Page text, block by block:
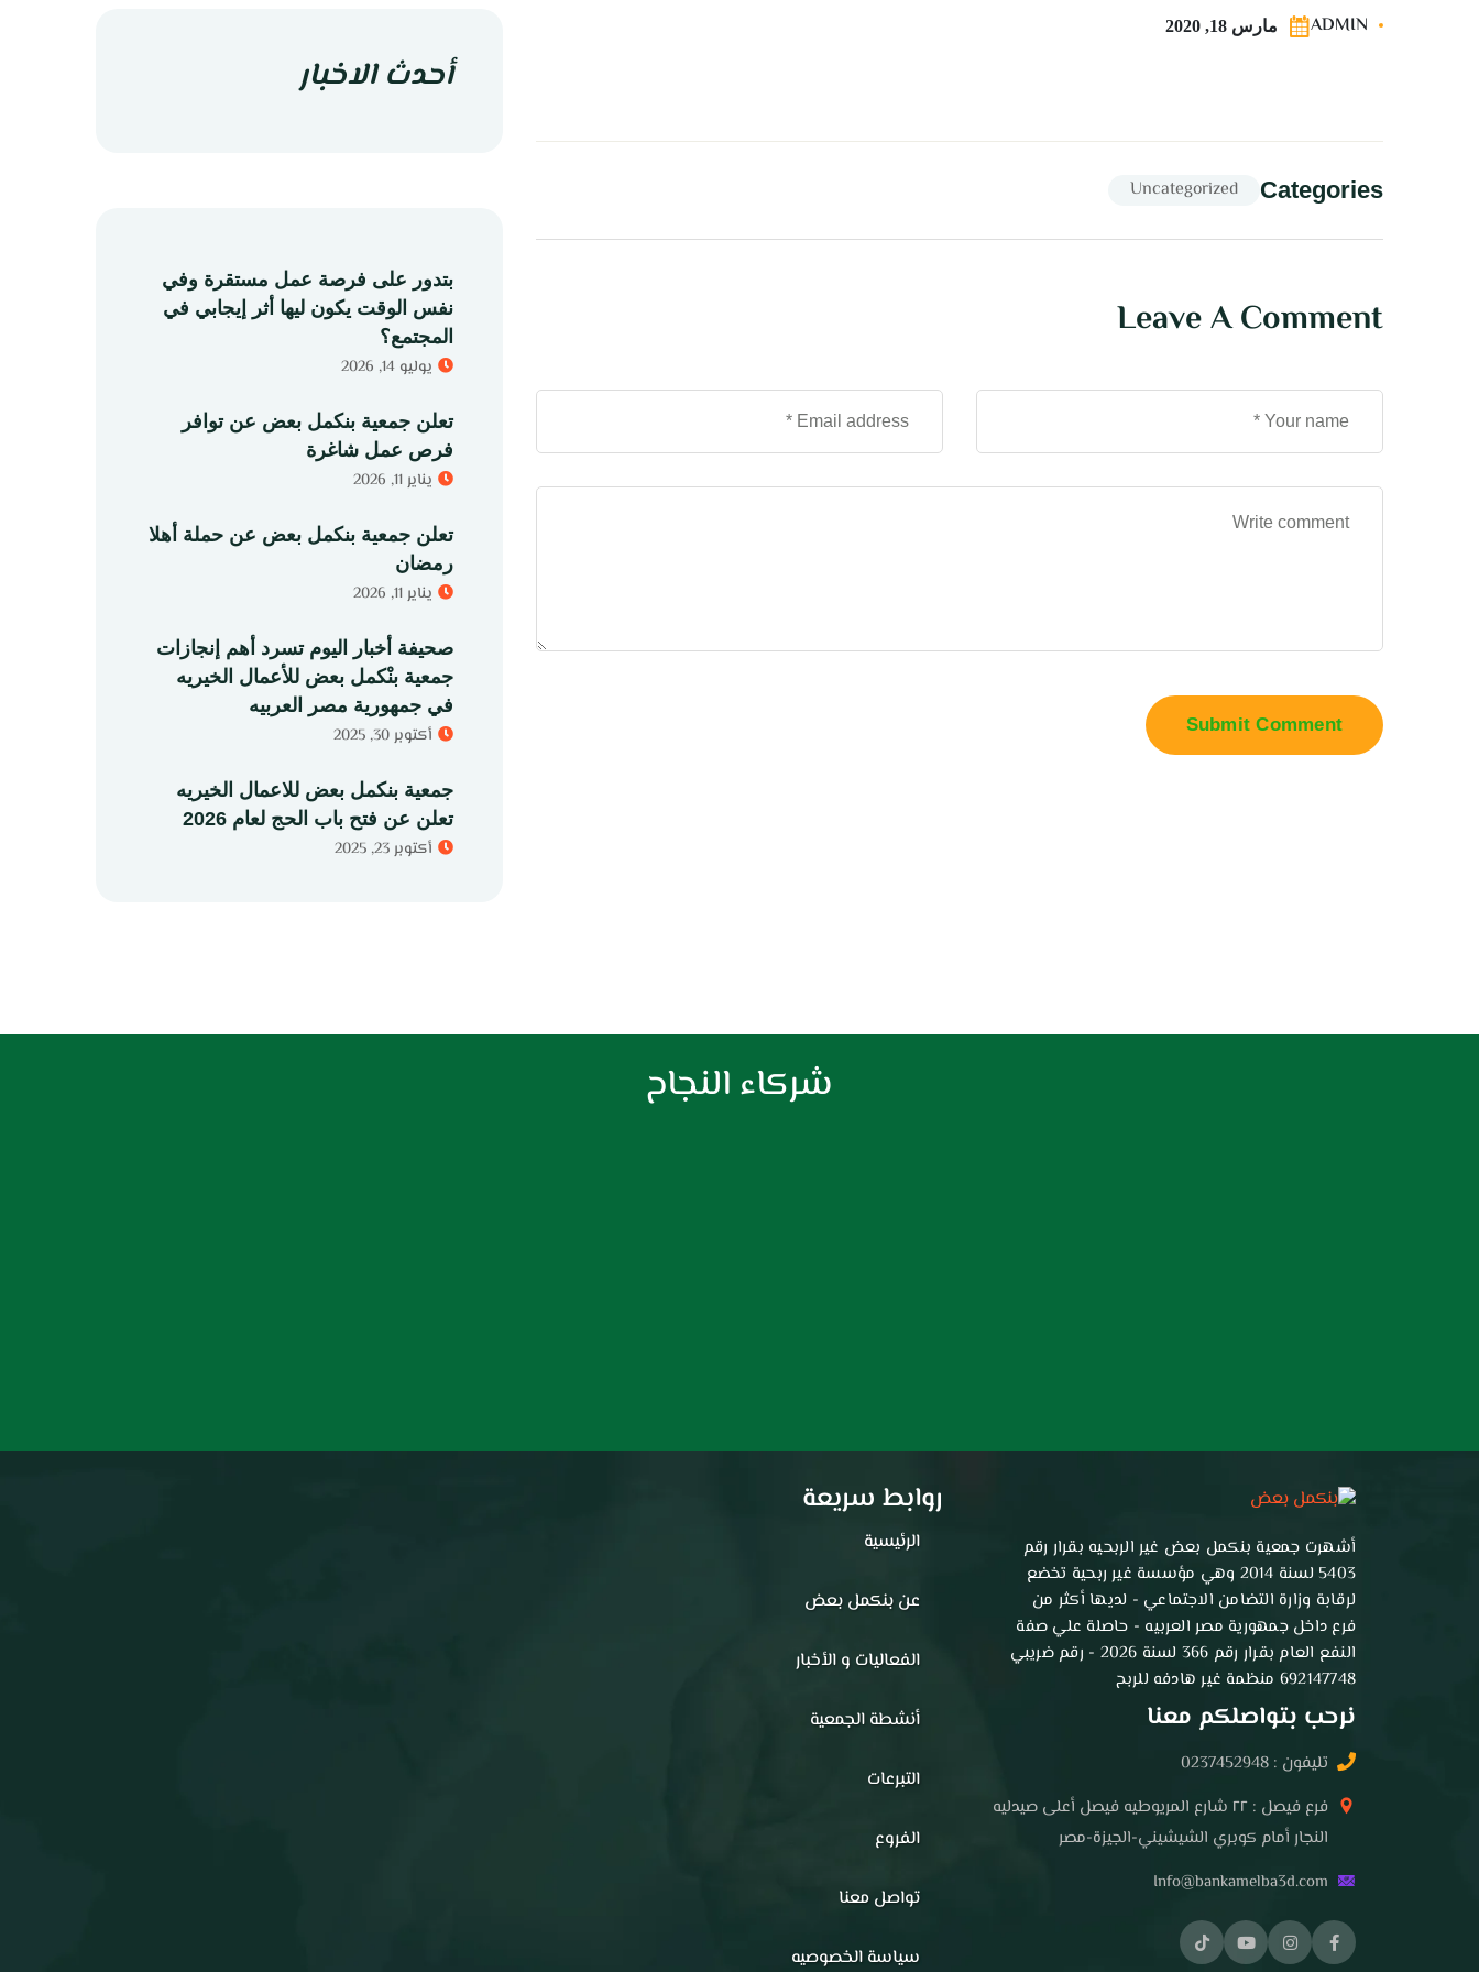
ADMIN مارس 18, 2020
Categories
Uncategorized
Leave A Comment
Submit Comment
أحدث الاخبار
بتدور على فرصة عمل مستقرة وفي
نفس الوقت يكون ليها أثر إيجابي في
المجتمع؟
يوليو 14, 2026
تعلن جمعية بنكمل بعض عن توافر
فرص عمل شاغرة
يناير 11, 2026
تعلن جمعية بنكمل بعض عن حملة أهلا
رمضان
يناير 11, 2026
صحيفة أخبار اليوم تسرد أهم إنجازات
جمعية بنْكمل بعض للأعمال الخيريه
في جمهورية مصر العربيه
أكتوبر 30, 2025
جمعية بنكمل بعض للاعمال الخيريه
تعلن عن فتح باب الحج لعام 2026
أكتوبر 23, 2025
شركاء النجاح
أشهرت جمعية بنكمل بعض غير الربحيه بقرار رقم
5403 لسنة 2014 وهي مؤسسة غير ربحية تخضع
لرقابة وزارة التضامن الاجتماعي - لديها أكثر من
فرع داخل جمهورية مصر العربيه - حاصلة علي صفة
النفع العام بقرار رقم 366 لسنة 2026 - رقم ضريبي
692147748 منظمة غير هادفه للربح
نرحب بتواصلكم معنا
تليفون : 0237452948
فرع فيصل : ٢٢ شارع المريوطيه فيصل أعلى صيدليه
النجار أمام كوبري الشيشيني-الجيزة-مصر
Info@bankamelba3d.com
روابط سريعة
الرئيسية
عن بنكمل بعض
الفعاليات و الأخبار
أنشطة الجمعية
التبرعات
الفروع
تواصل معنا
سياسة الخصوصيه